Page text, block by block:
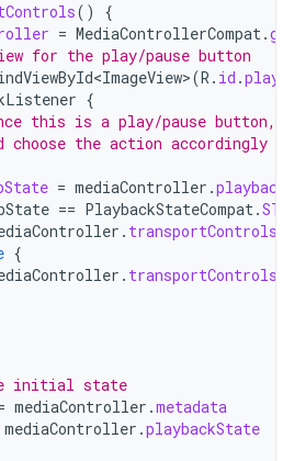
()
{
= MediaControllerCompat.
for the play/pause button
(R . id .
{
this is a play/pause button,
choose the action accordingly
= mediaController .
== PlaybackStateCompat.
. transportControls
{
. transportControls
initial state
mediaController .metadata
mediaController .playbackState